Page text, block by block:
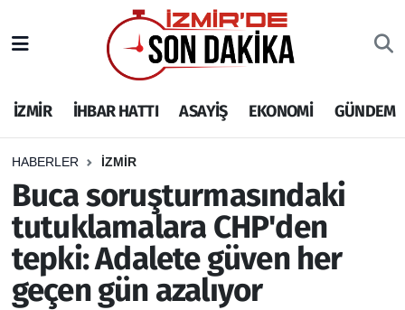
İZMİR İHBAR HATTI ASAYİŞ EKONOMİ GÜNDEM
HABERLER İZMİR
Buca soruşturmasındaki
tutuklamalara CHP'den
tepki: Adalete güven her
geçen gün azalıyor
İHBAR HATTI
DEPREM
GENEL
EKONOMİ
SİYASET
İzmir Nöbetçi Eczaneler
İzmir Hava Durumu
İzmir Namaz Vakitleri
İzmir Trafik Yoğunluk Haritası
Puan Durumu ve Fikstür
Tüm Manşetler